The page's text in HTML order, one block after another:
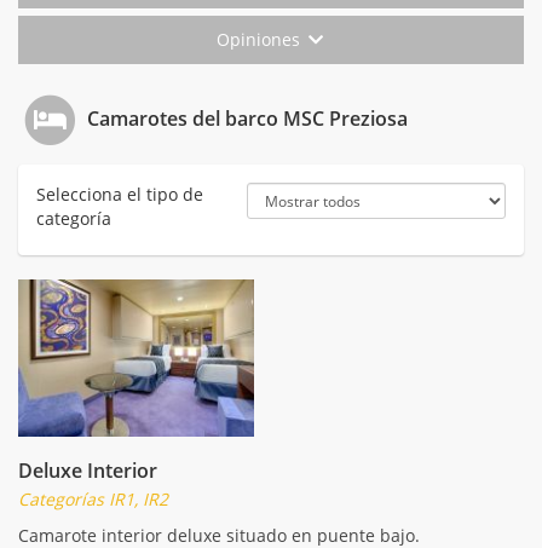
Opiniones
Camarotes del barco MSC Preziosa
Selecciona el tipo de
categoría
Deluxe Interior
Categorías IR1, IR2
Camarote interior deluxe situado en puente bajo.